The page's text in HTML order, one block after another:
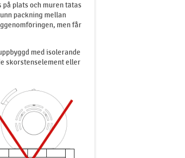
plats och muren tätas
packning mellan
men får
med isolerande
skorstenselement eller